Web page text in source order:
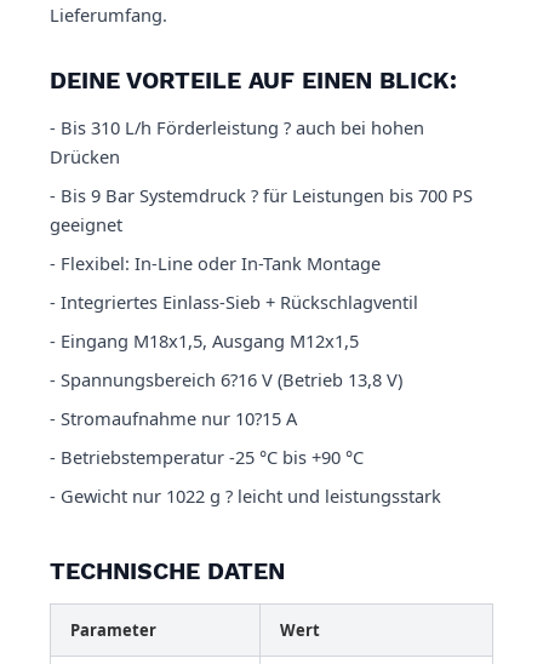
Lieferumfang.
DEINE VORTEILE AUF EINEN BLICK:
- Bis 310 L/h Förderleistung ? auch bei hohen
Drücken
- Bis 9 Bar Systemdruck ? für Leistungen bis 700 PS
geeignet
- Flexibel: In-Line oder In-Tank Montage
- Integriertes Einlass-Sieb + Rückschlagventil
- Eingang M18x1,5, Ausgang M12x1,5
- Spannungsbereich 6?16 V (Betrieb 13,8 V)
- Stromaufnahme nur 10?15 A
- Betriebstemperatur -25 °C bis +90 °C
- Gewicht nur 1022 g ? leicht und leistungsstark
TECHNISCHE DATEN
Parameter Wert